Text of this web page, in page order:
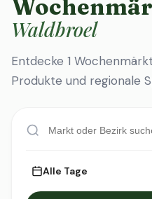
Waldbroel
Entdecke 1
Produkte und regionale
Alle Tage